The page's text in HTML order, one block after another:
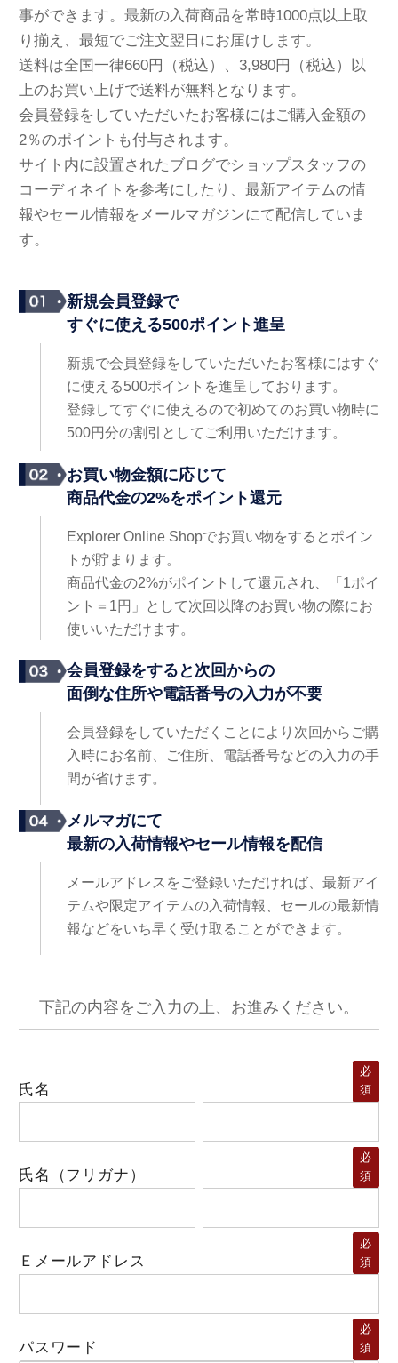
事ができます。最新の入荷商品を常時1000点以上取
り揃え、最短でご注文翌日にお届けします。
送料は全国一律660円（税込）、3,980円（税込）以
上のお買い上げで送料が無料となります。
会員登録をしていただいたお客様にはご購入金額の
2％のポイントも付与されます。
サイト内に設置されたブログでショップスタッフの
コーディネイトを参考にしたり、最新アイテムの情
報やセール情報をメールマガジンにて配信していま
す。
新規会員登録で
すぐに使える500ポイント進呈
新規で会員登録をしていただいたお客様にはすぐ
に使える500ポイントを進呈しております。
登録してすぐに使えるので初めてのお買い物時に
500円分の割引としてご利用いただけます。
お買い物金額に応じて
商品代金の2%をポイント還元
Explorer Online Shopでお買い物をするとポイン
トが貯まります。
商品代金の2%がポイントして還元され、「1ポイ
ント＝1円」として次回以降のお買い物の際にお
使いいただけます。
会員登録をすると次回からの
面倒な住所や電話番号の入力が不要
会員登録をしていただくことにより次回からご購
入時にお名前、ご住所、電話番号などの入力の手
間が省けます。
メルマガにて
最新の入荷情報やセール情報を配信
メールアドレスをご登録いただければ、最新アイ
テムや限定アイテムの入荷情報、セールの最新情
報などをいち早く受け取ることができます。
下記の内容をご入力の上、お進みください。
氏名
必
須
氏名（フリガナ）
必
須
Ｅメールアドレス
必
須
パスワード
必
須